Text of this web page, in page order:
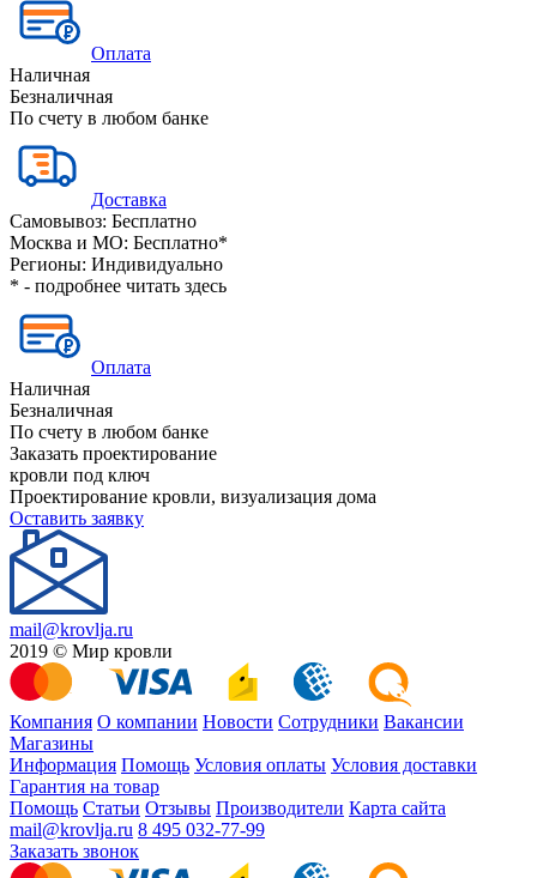
Оплата
Наличная
Безналичная
По счету в любом банке
Доставка
Самовывоз: Бесплатно
Москва и МО: Бесплатно*
Регионы: Индивидуально
* - подробнее читать здесь
Оплата
Наличная
Безналичная
По счету в любом банке
Заказать проектирование
кровли под ключ
Проектирование кровли, визуализация дома
Оставить заявку
mail@krovlja.ru
2019 © Мир кровли
Компания О компании Новости Сотрудники Вакансии
Магазины
Информация Помощь Условия оплаты Условия доставки
Гарантия на товар
Помощь Статьи Отзывы Производители Карта сайта
mail@krovlja.ru 8 495 032-77-99
Заказать звонок